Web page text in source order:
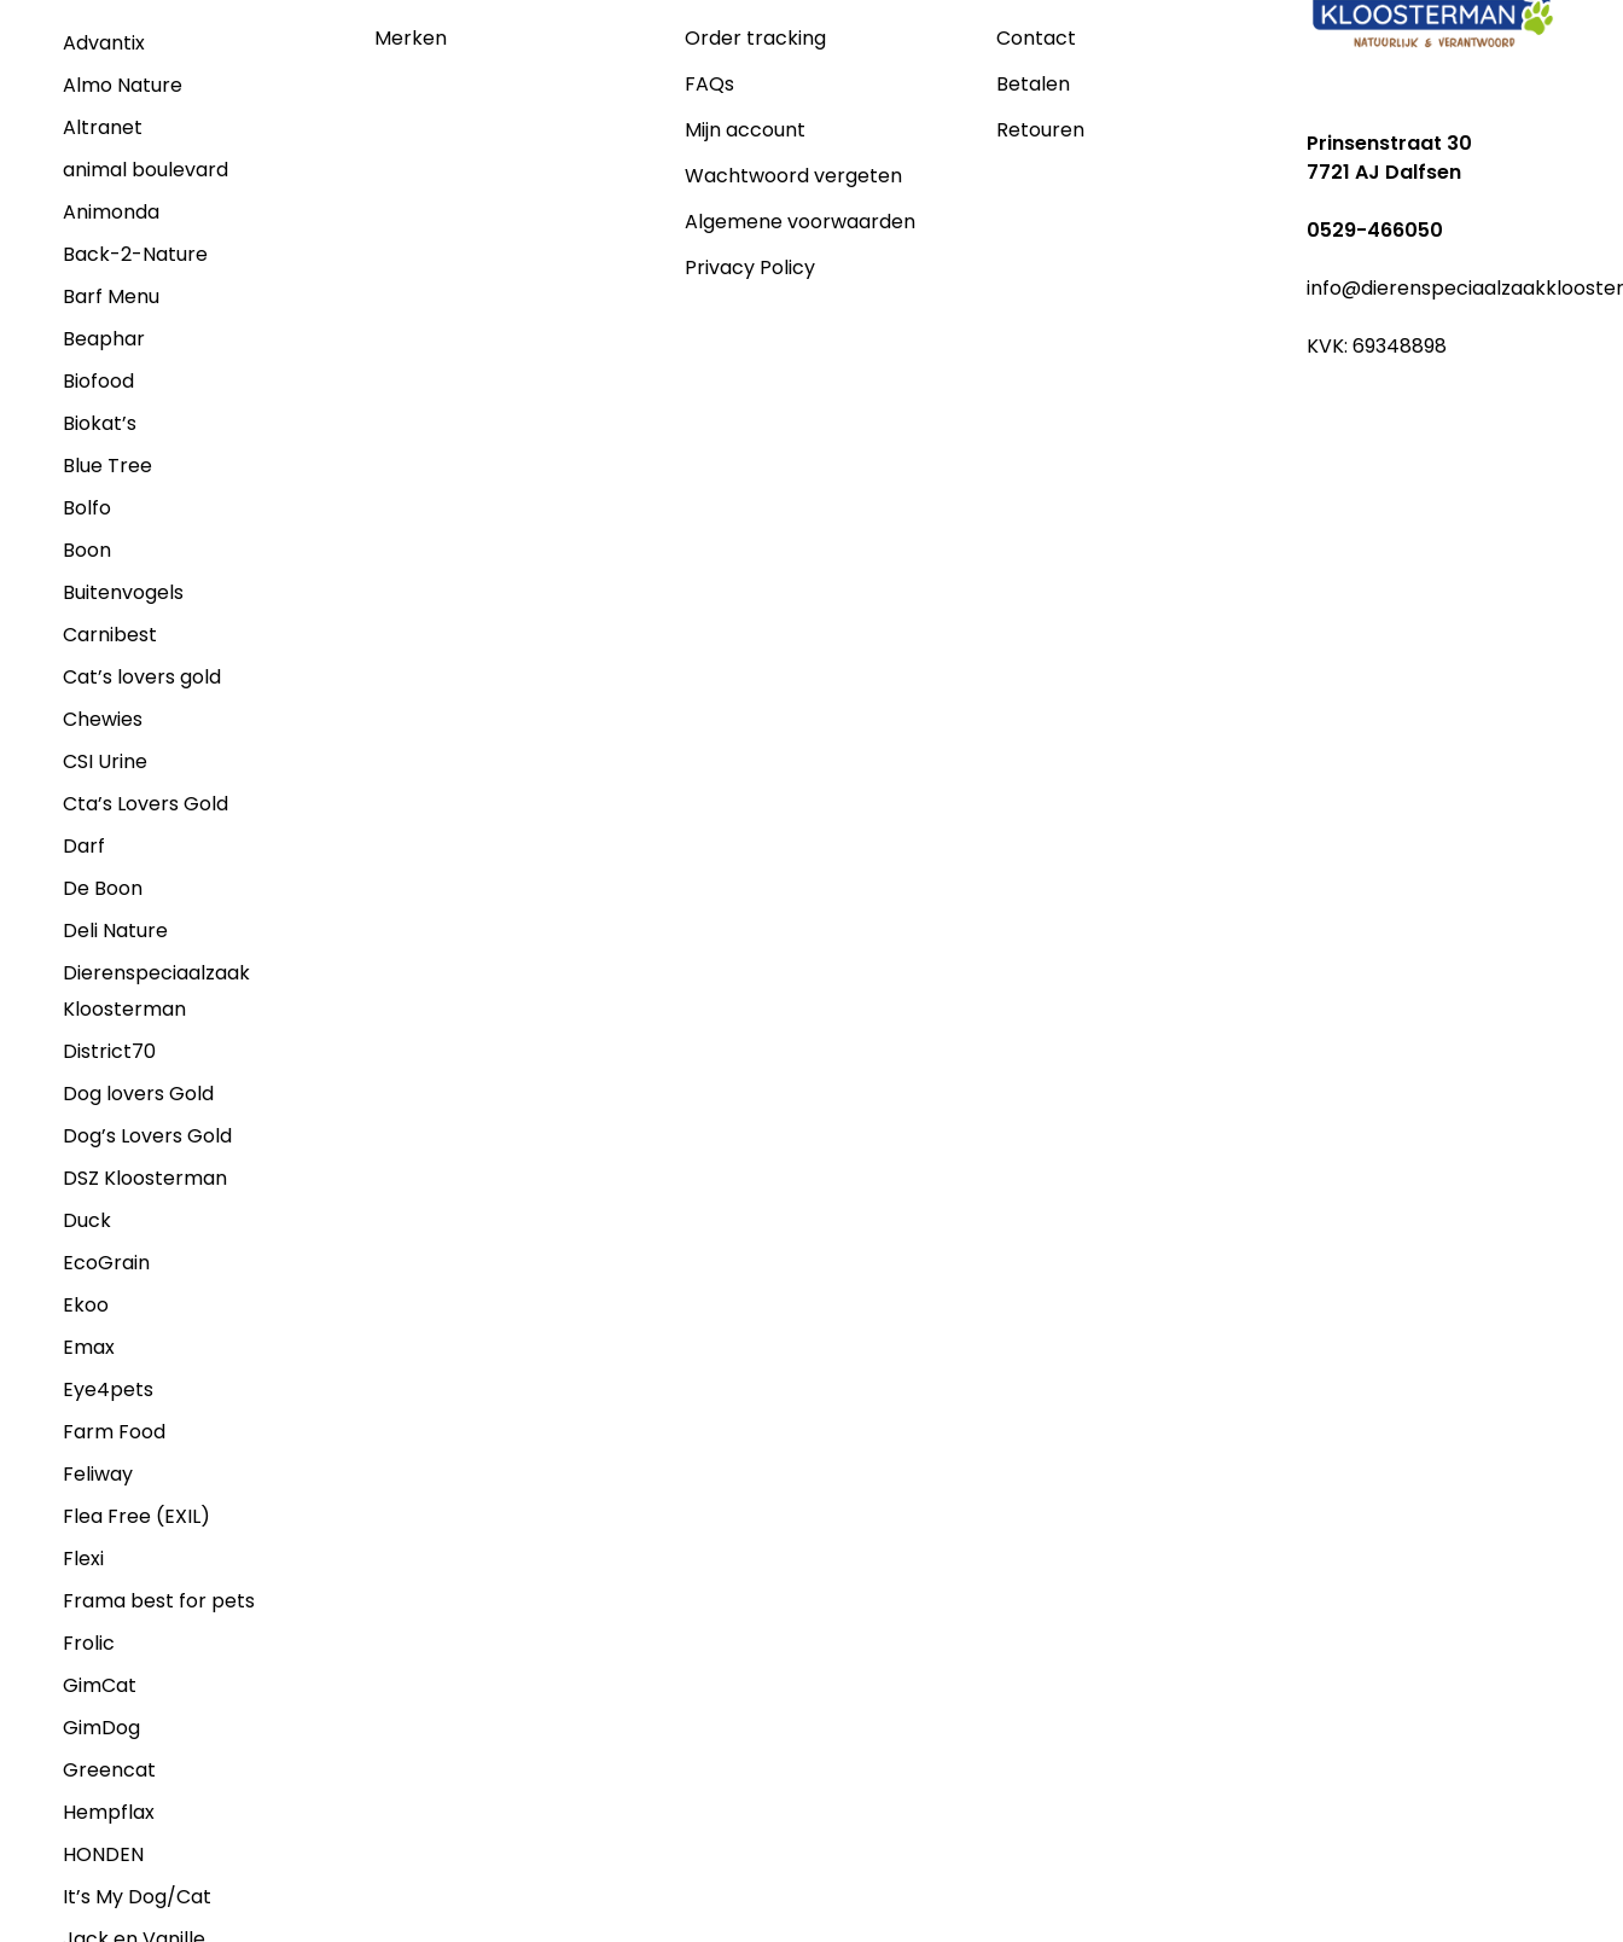
Advantix
Almo Nature
Altranet
animal boulevard
Animonda
Back-2-Nature
Barf Menu
Beaphar
Biofood
Biokat’s
Blue Tree
Bolfo
Boon
Buitenvogels
Carnibest
Cat’s lovers gold
Chewies
CSI Urine
Cta’s Lovers Gold
Darf
De Boon
Deli Nature
Dierenspeciaalzaak
Kloosterman
District70
Dog lovers Gold
Dog’s Lovers Gold
DSZ Kloosterman
Duck
EcoGrain
Ekoo
Emax
Eye4pets
Farm Food
Feliway
Flea Free (EXIL)
Flexi
Frama best for pets
Frolic
GimCat
GimDog
Greencat
Hempflax
HONDEN
It’s My Dog/Cat
Merken
Order tracking
FAQs
Mijn account
Wachtwoord vergeten
Algemene voorwaarden
Privacy Policy
Contact
Betalen
Retouren
Prinsenstraat 30
7721 AJ Dalfsen
0529-466050
KVK: 69348898